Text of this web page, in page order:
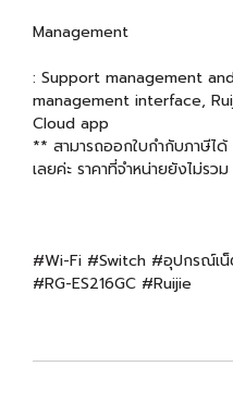
Management
: Support management
management interface,
Cloud app
** สามารถออกใบกำกับภาษีไ
เลยค่ะ ราคาที่จำหน่ายยังไม่รว
#Wi-Fi #Switch #อุปกรณ์เ
#RG-ES216GC #Ruijie